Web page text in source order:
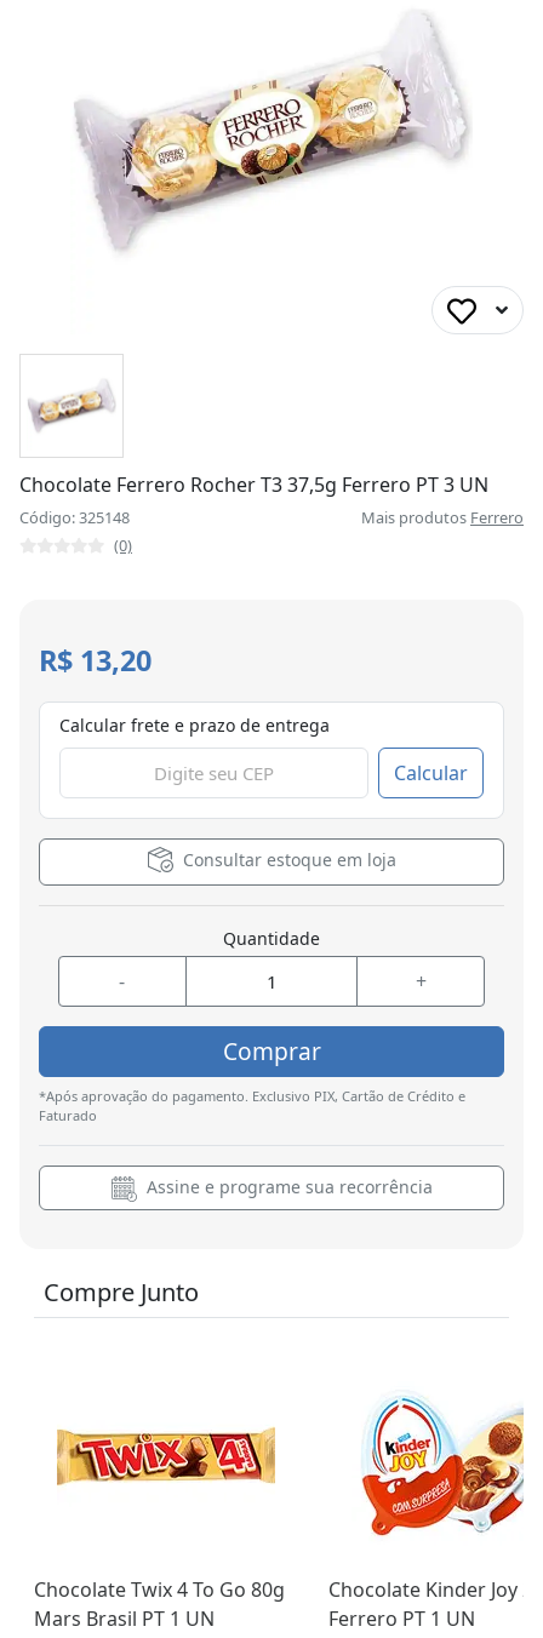
Chocolate Ferrero Rocher T3 37,5g Ferrero PT 3 UN
Código: 325148 Mais produtos Ferrero
(0)
R$ 13,20
Calcular frete e prazo de entrega
Calcular
Consultar estoque em loja
Quantidade
- +
Comprar
*Após aprovação do pagamento. Exclusivo PIX, Cartão de Crédito e
Faturado
Assine e programe sua recorrência
Compre Junto
Chocolate Twix 4 To Go 80g
Mars Brasil PT 1 UN
Chocolate Kinder Joy
Ferrero PT 1 UN